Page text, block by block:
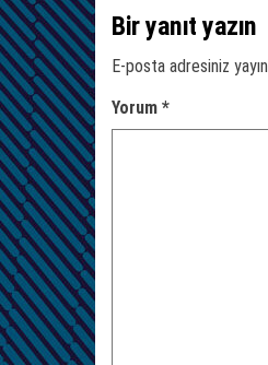
Bir yanıt yazın
E-posta adresiniz
Yorum *